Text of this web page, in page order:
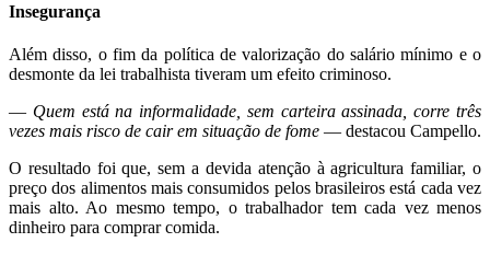
Insegurança
Além disso, o fim da política de valorização do salário mínimo e o
desmonte da lei trabalhista tiveram um efeito criminoso.
— Quem está na informalidade, sem carteira assinada, corre três
vezes mais risco de cair em situação de fome — destacou Campello.
O resultado foi que, sem a devida atenção à agricultura familiar, o
preço dos alimentos mais consumidos pelos brasileiros está cada vez
mais alto. Ao mesmo tempo, o trabalhador tem cada vez menos
dinheiro para comprar comida.